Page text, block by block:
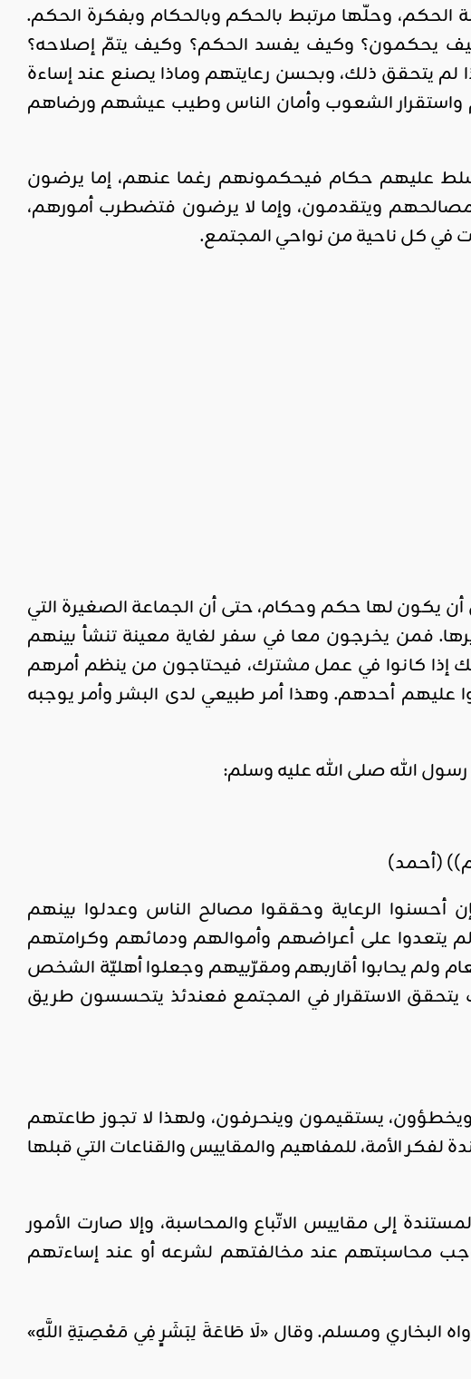
وحلّها مرتبط بالحكم وبالحكام وبفكرة الحكم.
يحكمون؟ وكيف يفسد الحكم؟ وكيف يتمّ إصلاحه؟
يتحقق ذلك، وبحسن رعايتهم وماذا يصنع عند إساءة
واستقرار الشعوب وأمان الناس وطيب عيشهم ورضاهم
عليهم حكام فيحكمونهم رغما عنهم، إما يرضون
مصالحهم ويتقدمون، وإما لا يرضون فتضطرب أمورهم،
في كل ناحية من نواحي المجتمع.
يكون لها حكم وحكام، حتى أن الجماعة الصغيرة التي
فمن يخرجون معا في سفر لغاية معينة تنشأ بينهم
إذا كانوا في عمل مشترك، فيحتاجون من ينظم أمرهم
عليهم أحدهم. وهذا أمر طبيعي لدى البشر وأمر يوجبه
الله صلى الله عليه وسلم:
(أحمد)
الرعاية وحققوا مصالح الناس وعدلوا بينهم
على أعراضهم وأموالهم ودمائهم وكرامتهم
ولم يحابوا أقاربهم ومقرّبيهم وجعلوا أهليّة الشخص
الاستقرار في المجتمع فعندئذ يتحسسون طريق
يستقيمون وينحرفون، ولهذا لا تجوز طاعتهم
الأمة، للمفاهيم والمقاييس والقناعات التي قبلها
إلى مقاييس الاتّباع والمحاسبة، وإلا صارت الأمور
محاسبتهم عند مخالفتهم لشرعه أو عند إساءتهم
البخاري ومسلم. وقال «لَا طَاعَةَ لِبَشَرٍ فِي مَعْصِيَةِ اللَّهِ»